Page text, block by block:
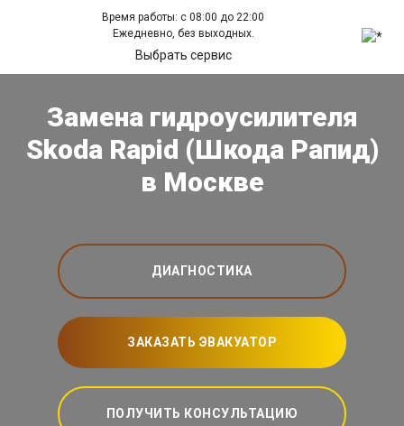
Время работы: с 08:00 до 22:00
Ежедневно, без выходных.
Выбрать сервис
Замена гидроусилителя
Skoda Rapid (Шкода Рапид)
в Москве
ДИАГНОСТИКА
ЗАКАЗАТЬ ЭВАКУАТОР
ПОЛУЧИТЬ КОНСУЛЬТАЦИЮ